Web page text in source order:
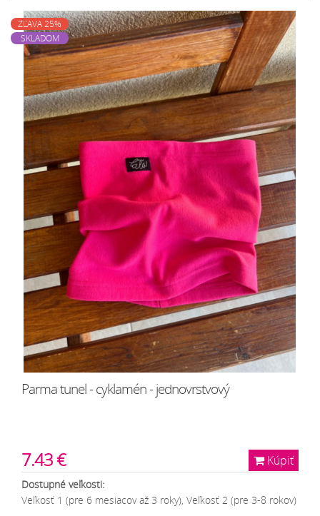
ZĽAVA 25%
SKLADOM
Parma tunel - cyklamén - jednovrstvový
Kúpiť
7.43 €
Dostupné veľkosti:
Veľkosť 1 (pre 6 mesiacov až 3 roky), Veľkosť 2 (pre 3-8 rokov)